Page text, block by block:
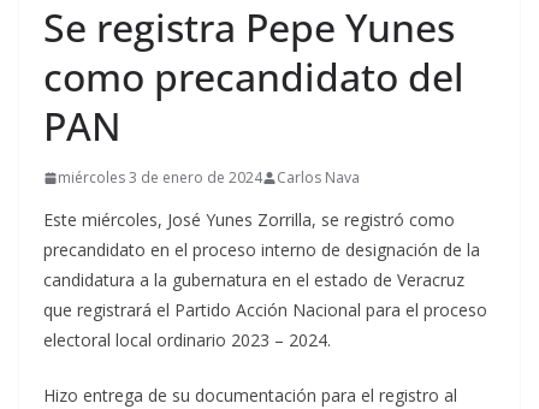
Se registra Pepe Yunes
como precandidato del
PAN
miércoles 3 de enero de 2024 Carlos Nava
Este miércoles, José Yunes Zorrilla, se registró como
precandidato en el proceso interno de designación de la
candidatura a la gubernatura en el estado de Veracruz
que registrará el Partido Acción Nacional para el proceso
electoral local ordinario 2023 – 2024.
Hizo entrega de su documentación para el registro al